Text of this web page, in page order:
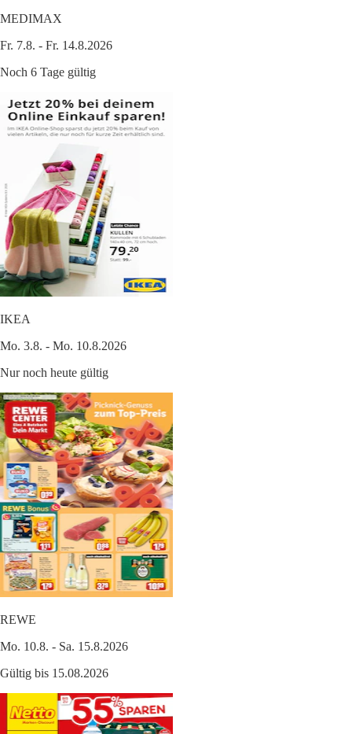
MEDIMAX
Fr. 7.8. - Fr. 14.8.2026
Noch 6 Tage gültig
IKEA
Mo. 3.8. - Mo. 10.8.2026
Nur noch heute gültig
REWE
Mo. 10.8. - Sa. 15.8.2026
Gültig bis 15.08.2026